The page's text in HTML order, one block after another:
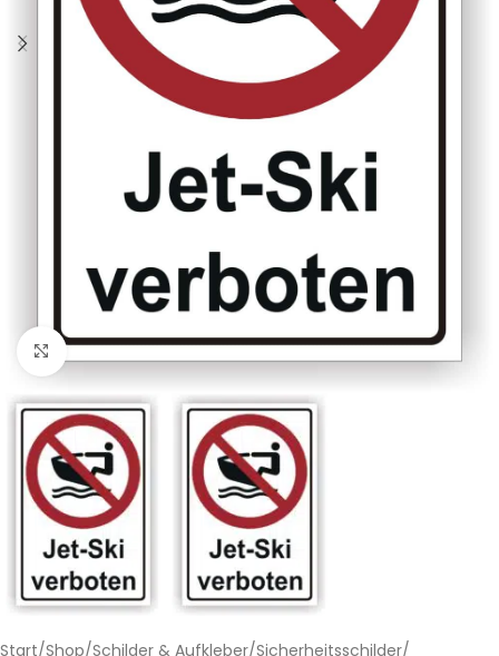
Klicken zum Vergrößern
Start/Shop/Schilder & Aufkleber/Sicherheitsschilder/